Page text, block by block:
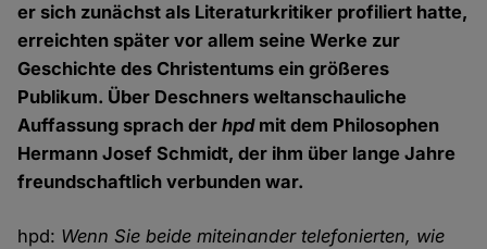
er sich zunächst als Literaturkritiker profiliert hatte,
erreichten später vor allem seine Werke zur
Geschichte des Christentums ein größeres
Publikum. Über Deschners weltanschauliche
Auffassung sprach derhpdmit dem Philosophen
Hermann Josef Schmidt, der ihm über lange Jahre
freundschaftlich verbunden war.
hpd: Wenn Sie beide miteinander telefonierten, wie